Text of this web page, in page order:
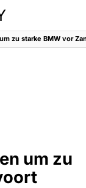
zu starke BMW vor
um zu